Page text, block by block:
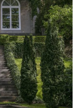
lướt qua châu